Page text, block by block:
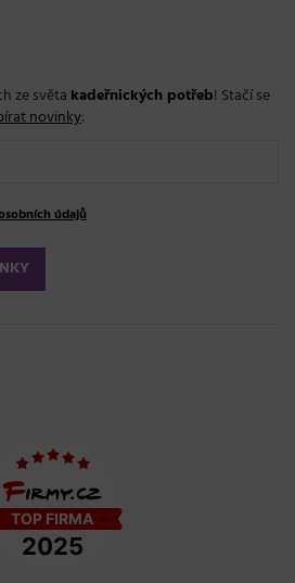
ze světa kadeřnických potřeb! Stačí se
novinky:
údajů